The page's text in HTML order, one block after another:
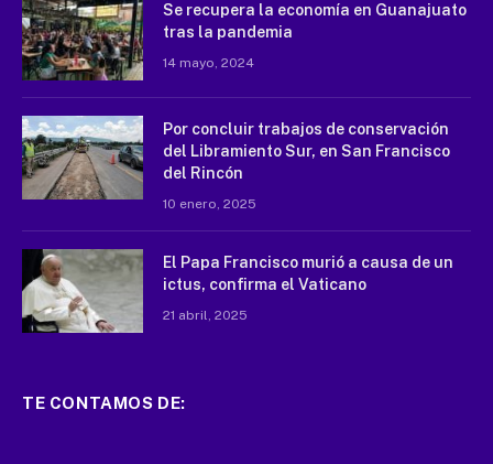
Se recupera la economía en Guanajuato
tras la pandemia
14 mayo, 2024
Por concluir trabajos de conservación
del Libramiento Sur, en San Francisco
del Rincón
10 enero, 2025
El Papa Francisco murió a causa de un
ictus, confirma el Vaticano
21 abril, 2025
TE CONTAMOS DE: